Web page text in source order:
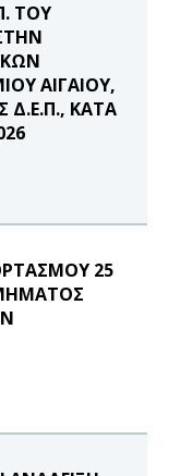
ΤΟΥ
ΑΙΓΑΙΟΥ,
Δ.Ε.Π., ΚΑΤΑ
25